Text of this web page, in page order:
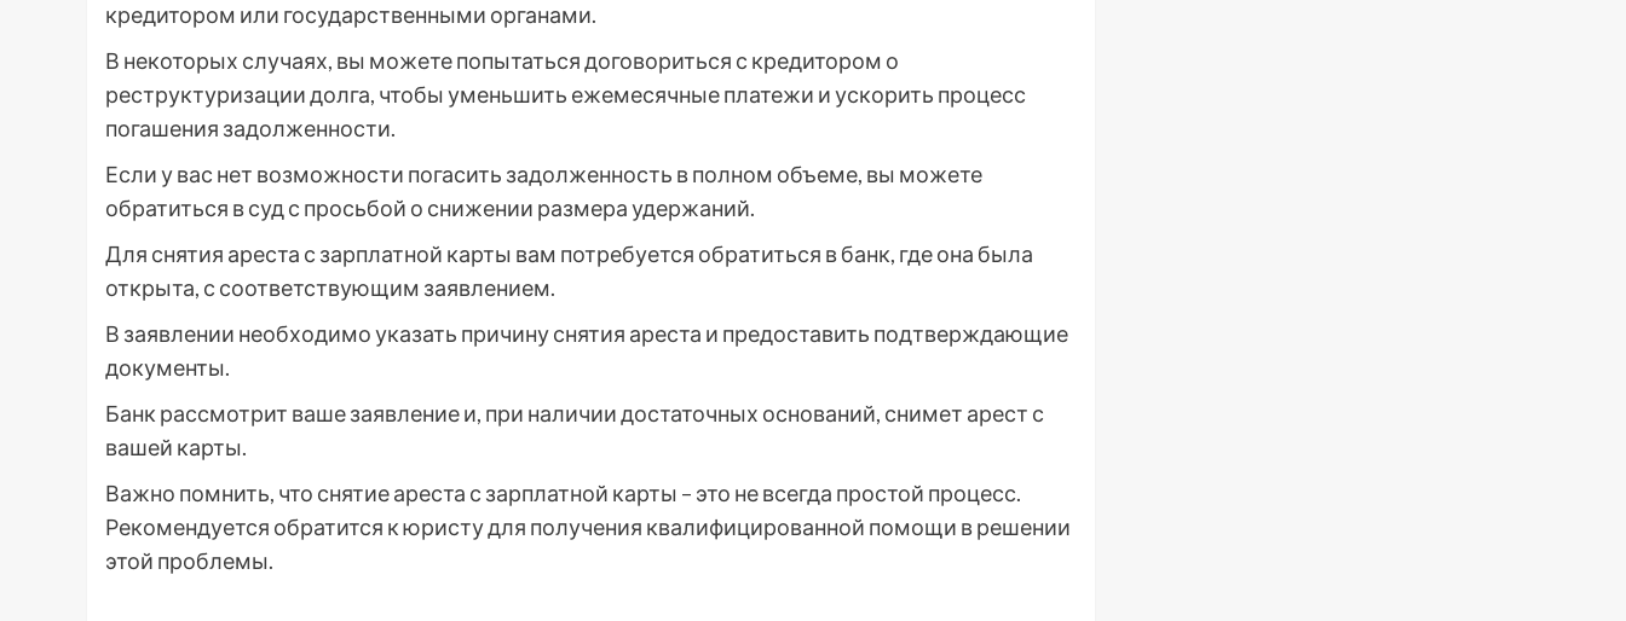
кредитором или государственными органами.
В некоторых случаях, вы можете попытаться договориться с кредитором о
реструктуризации долга, чтобы уменьшить ежемесячные платежи и ускорить процесс
погашения задолженности.
Если у вас нет возможности погасить задолженность в полном объеме, вы можете
обратиться в суд с просьбой о снижении размера удержаний.
Для снятия ареста с зарплатной карты вам потребуется обратиться в банк, где она была
открыта, с соответствующим заявлением.
В заявлении необходимо указать причину снятия ареста и предоставить подтверждающие
документы.
Банк рассмотрит ваше заявление и, при наличии достаточных оснований, снимет арест с
вашей карты.
Важно помнить, что снятие ареста с зарплатной карты – это не всегда простой процесс.
Рекомендуется обратится к юристу для получения квалифицированной помощи в решении
этой проблемы.